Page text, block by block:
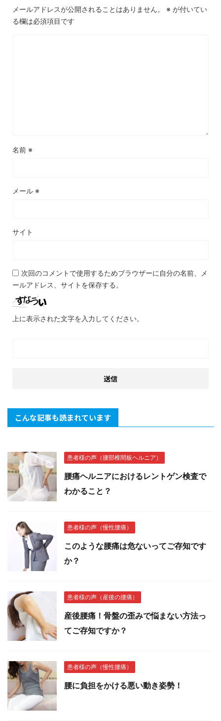
メールアドレスが公開されることはありません。 ※ が付いてい
る欄は必須項目です
名前 ※
メール ※
サイト
次回のコメントで使用するためブラウザーに自分の名前、メ
ールアドレス、サイトを保存する。
上に表示された文字を入力してください。
こんな記事も読まれています
患者様の声（腰部椎間板ヘルニア）
腰痛ヘルニアにおけるレントゲン検査で
わかること？
患者様の声（慢性腰痛）
このような腰痛は危ないってご存知です
か？
患者様の声（産後の腰痛）
産後腰痛！骨盤の歪みで悩まない方法っ
てご存知ですか？
患者様の声（慢性腰痛）
腰に負担をかける悪い動き姿勢！